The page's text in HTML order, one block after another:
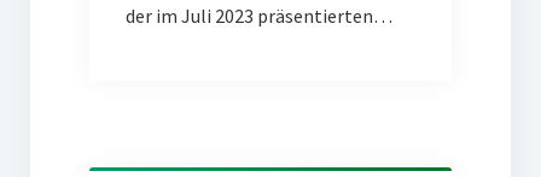
der im Juli 2023 präsentierten…